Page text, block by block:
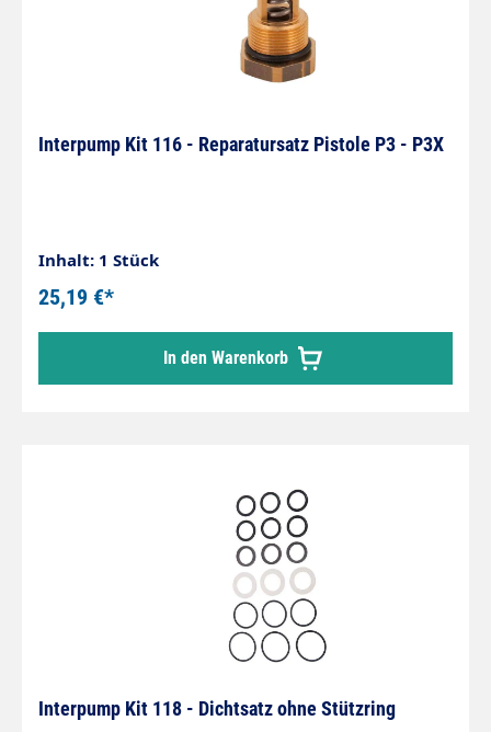
Interpump Kit 116 - Reparatursatz Pistole P3 - P3X
Inhalt: 1 Stück
25,19 €*
In den Warenkorb
Interpump Kit 118 - Dichtsatz ohne Stützring